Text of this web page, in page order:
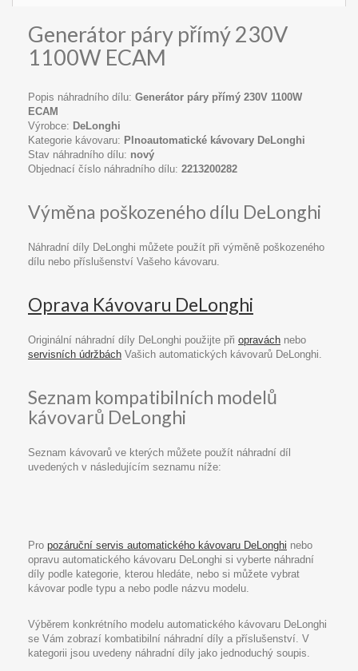
Generátor páry přímý 230V
1100W ECAM
Popis náhradního dílu: Generátor páry přímý 230V 1100W
ECAM
Výrobce: DeLonghi
Kategorie kávovaru: Plnoautomatické kávovary DeLonghi
Stav náhradního dílu: nový
Objednací číslo náhradního dílu: 2213200282
Výměna poškozeného dílu DeLonghi
Náhradní díly DeLonghi můžete použít při výměně poškozeného
dílu nebo příslušenství Vašeho kávovaru.
Oprava Kávovaru DeLonghi
Originální náhradní díly DeLonghi použijte při opravách nebo
servisních údržbách Vašich automatických kávovarů DeLonghi.
Seznam kompatibilních modelů
kávovarů DeLonghi
Seznam kávovarů ve kterých můžete použít náhradní díl
uvedených v následujícím seznamu níže:
Pro pozáruční servis automatického kávovaru DeLonghi nebo
opravu automatického kávovaru DeLonghi si vyberte náhradní
díly podle kategorie, kterou hledáte, nebo si můžete vybrat
kávovar podle typu a nebo podle názvu modelu.
Výběrem konkrétního modelu automatického kávovaru DeLonghi
se Vám zobrazí kombatibilní náhradní díly a příslušenství. V
kategorii jsou uvedeny náhradní díly jako jednoduchý soupis.